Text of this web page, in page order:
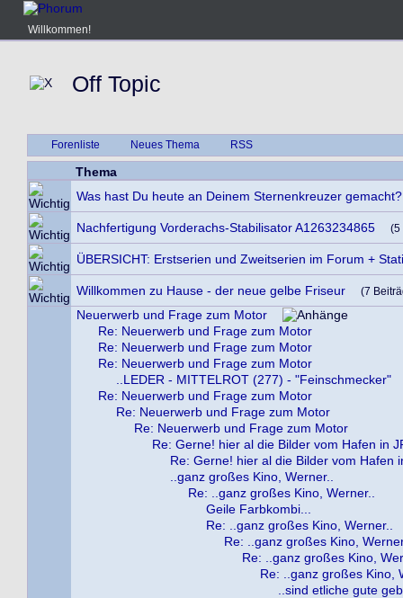
Willkommen!
Off Topic
Forenliste Neues Thema RSS
Thema
Was hast Du heute an Deinem Sternenkreuzer gemacht?
Nachfertigung Vorderachs-Stabilisator A1263234865 (5
ÜBERSICHT: Erstserien und Zweitserien im Forum +
Willkommen zu Hause - der neue gelbe Friseur (7
Neuerwerb und Frage zum Motor
Re: Neuerwerb und Frage zum Motor
Re: Neuerwerb und Frage zum Motor
Re: Neuerwerb und Frage zum Motor
..LEDER - MITTELROT (277) - "Feinschmecker"
Re: Neuerwerb und Frage zum Motor
Re: Neuerwerb und Frage zum Motor
Re: Neuerwerb und Frage zum Motor
Re: Gerne! hier al die Bilder vom Hafen in
Re: Gerne! hier al die Bilder vom Hafen
..ganz großes Kino, Werner..
Re: ..ganz großes Kino, Werner..
Geile Farbkombi...
Re: ..ganz großes Kino, Werner..
Re: ..ganz großes Kino,
Re: ..ganz großes Kino,
Re: ..ganz großes Kino,
..sind etliche gute